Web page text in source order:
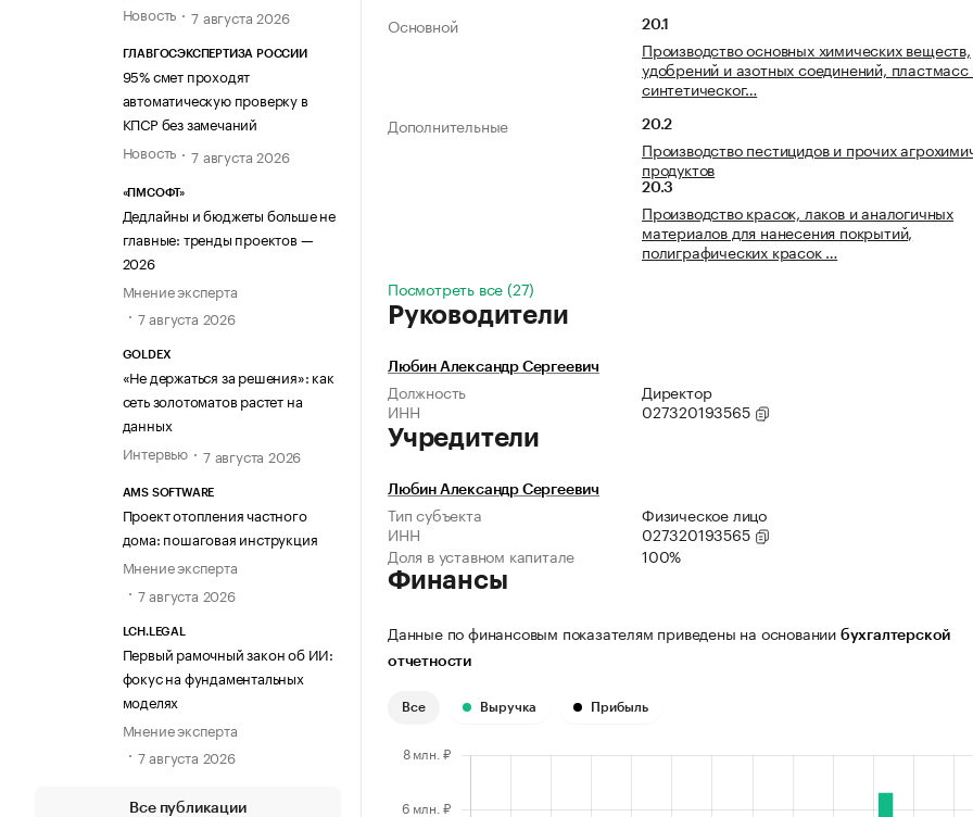
Новость
7 августа 2026
ГЛАВГОСЭКСПЕРТИЗА РОССИИ
95% смет проходят
автоматическую проверку в
КПСР без замечаний
Новость
7 августа 2026
«ПМСОФТ»
Дедлайны и бюджеты больше не
главные: тренды проектов —
2026
Мнение эксперта
7 августа 2026
GOLDEX
«Не держаться за решения»: как
сеть золотоматов растет на
данных
Интервью
7 августа 2026
AMS SOFTWARE
Проект отопления частного
дома: пошаговая инструкция
Мнение эксперта
7 августа 2026
LCH.LEGAL
Первый рамочный закон об ИИ:
фокус на фундаментальных
моделях
Мнение эксперта
7 августа 2026
Все публикации
Основной 20.1
Производство основных химических веществ,
удобрений и азотных соединений, пластмасс
синтетическог…
Дополнительные
20.2
Производство пестицидов и прочих
продуктов
20.3
Производство красок, лаков и аналогичных
материалов для нанесения покрытий,
полиграфических красок …
Посмотреть все (27)
Руководители
Любин Александр Сергеевич
Должность
Директор
ИНН
027320193565
Учредители
Любин Александр Сергеевич
Тип субъекта
Физическое лицо
ИНН
027320193565
Доля в уставном капитале
100%
Финансы
Данные по финансовым показателям приведены на основании бухгалтерской
отчетности
Все Выручка Прибыль